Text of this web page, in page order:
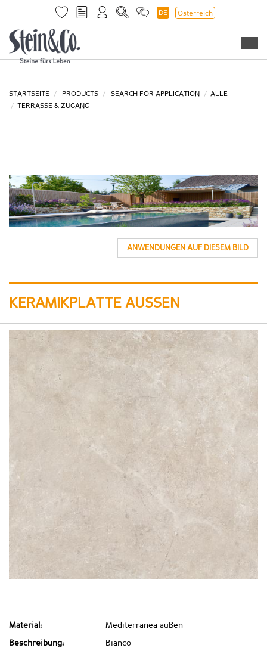
DE Österreich
STARTSEITE PRODUCTS SEARCH FOR APPLICATION
ALLE
TERRASSE & ZUGANG
ANWENDUNGEN AUF DIESEM BILD
KERAMIKPLATTE AUSSEN
Material: Mediterranea außen
Beschreibung: Bianco